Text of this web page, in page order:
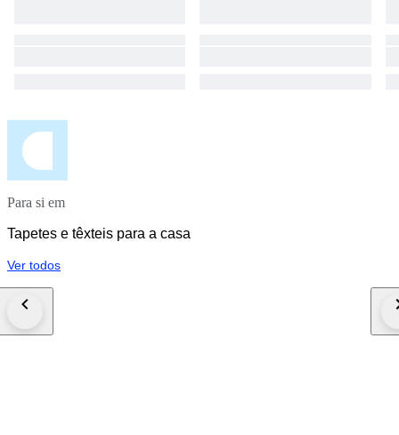
Para si em
Tapetes e têxteis para a casa
Ver todos